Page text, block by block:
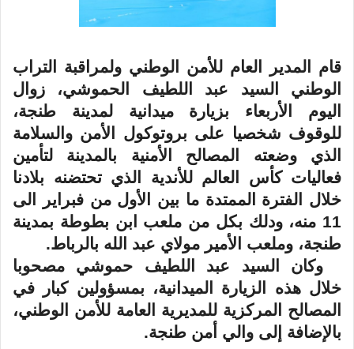
قام المدير العام للأمن الوطني ولمراقبة التراب
الوطني السيد عبد اللطيف الحموشي، زوال
اليوم الأربعاء بزيارة ميدانية لمدينة طنجة،
للوقوف شخصيا على بروتوكول الأمن والسلامة
الذي وضعته المصالح الأمنية بالمدينة لتأمين
فعاليات كأس العالم للأندية الذي تحتضنه بلادنا
خلال الفترة الممتدة ما بين الأول من فبراير الى
11 منه، ودلك بكل من ملعب ابن بطوطة بمدينة
طنجة، وملعب الأمير مولاي عبد الله بالرباط.
وكان السيد عبد اللطيف حموشي مصحوبا
خلال هذه الزيارة الميدانية، بمسؤولين كبار في
المصالح المركزية للمديرية العامة للأمن الوطني،
بالإضافة إلى والي أمن طنجة.